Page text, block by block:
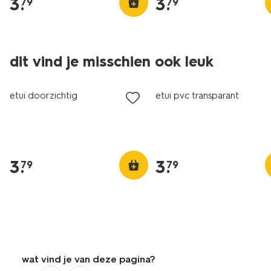
3. 3.
dit vind je misschien ook leuk
etui doorzichtig
3.
79
nieuw
etui pvc transparant
3.
79
wat vind je van deze pagina?